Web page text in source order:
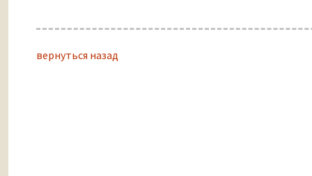
вернуться назад